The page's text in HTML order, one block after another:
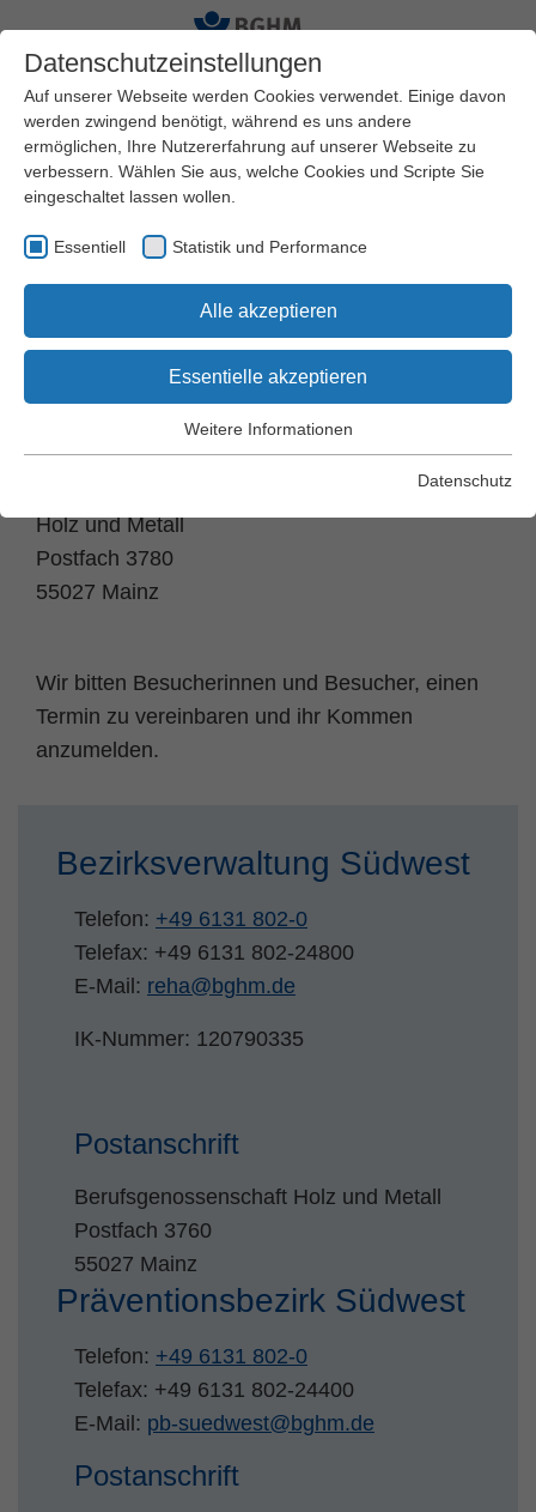
Startseite BGHM Standorte
Standort Heidelberg
​69126 Heidelberg
Postanschrift
Holz und Metall
Postfach 3780
55027 Mainz
Wir bitten Besucherinnen und Besucher, einen
Termin zu vereinbaren und ihr Kommen
anzumelden.
Bezirksverwaltung Südwest
Telefon: +49 6131 802-0
Telefax: +49 6131 802-24800
E-Mail: reha@bghm.de
IK-Nummer: 120790335
Postanschrift
Berufsgenossenschaft Holz und Metall
Postfach 3760
55027 Mainz
Präventionsbezirk Südwest
Telefon: +49 6131 802-0
Telefax: +49 6131 802-24400
E-Mail: pb-suedwest@bghm.de
Postanschrift
Datenschutzeinstellungen
Auf unserer Webseite werden Cookies verwendet. Einige davon
werden zwingend benötigt, während es uns andere
ermöglichen, Ihre Nutzererfahrung auf unserer Webseite zu
verbessern. Wählen Sie aus, welche Cookies und Scripte Sie
eingeschaltet lassen wollen.
Essentiell Statistik und Performance
Alle akzeptieren
Essentielle akzeptieren
Essentielle Cookies werden für grundlegende Funktionen der
Webseite einwandfrei funktioniert.
Laufzeit Session
Dieses Cookie ist ein Standard-Session-
geschützten Bereichen zu gewähren.
Anbieter php
Laufzeit Ende der Sitzung
Weitere Informationen
Datenschutz